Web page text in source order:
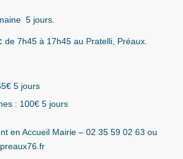
5 jours.
de 7h45 à 17h45 au Pratelli, Préaux.
5 jours
: 100€ 5 jours
en Accueil Mairie – 02 35 59 02 63 ou